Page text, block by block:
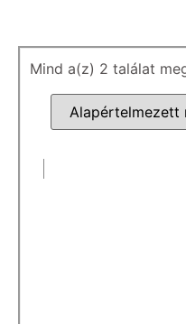
Mind a(z) 2 találat